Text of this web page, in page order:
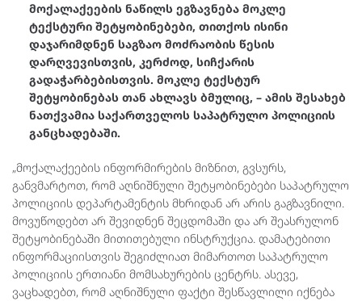
მოქალაქეების ნაწილს ეგზავნება მოკლე
ტექსტური შეტყობინებები, თითქოს ისინი
დაჯარიმდნენ საგზაო მოძრაობის წესის
დარღვევისთვის, კერძოდ, სიჩქარის
გადაჭარბებისთვის. მოკლე ტექსტურ
შეტყობინებას თან ახლავს ბმულიც, – ამის შესახებ
ნათქვამია საქართველოს საპატრულო პოლიციის
განცხადებაში.
„მოქალაქეების ინფორმირების მიზნით, გვსურს,
განვმარტოთ, რომ აღნიშნული შეტყობინებები საპატრულო
პოლიციის დეპარტამენტის მხრიდან არ არის გაგზავნილი.
მოვუწოდებთ არ შევიდნენ შეცდომაში და არ შეასრულონ
შეტყობინებაში მითითებული ინსტრუქცია. დამატებითი
ინფორმაციისთვის შეგიძლიათ მიმართოთ საპატრულო
პოლიციის ერთიანი მომსახურების ცენტრს. ასევე,
ვაცხადებთ, რომ აღნიშნული ფაქტი შესწავლილი იქნება